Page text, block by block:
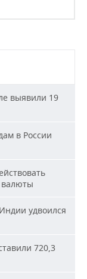
выявили 19
в России
валюты
удвоился
720,3